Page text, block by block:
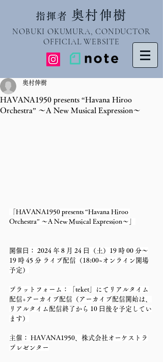
指揮者 奥村伸樹
NOBUKI OKUMURA, CONDUCTOR
OFFICIAL WEBSITE
HAVANA1950 presents “Havana Hiroo
Orchestra” ～A New Musical Expression～
奥村伸樹
「HAVANA1950 presents “Havana Hiroo
Orchestra” ～A New Musical Expression～」
開催⽇： 2024 年 8 月 24 ⽇（土）19 時 00 分～
19 時 45 分 ライブ配信（18:00~オンライン開場
予定）
プラットフォーム：「teket」にてリアルタイム
配信+アーカイブ配信（アーカイブ配信開始は、
リアルタイム配信終了から 10 ⽇後を予定してい
ます）
主催： HAVANA1950、株式会社オーケストラ
プレゼンター